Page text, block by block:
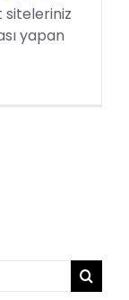
siteleriniz
yapan